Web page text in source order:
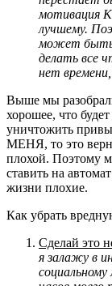
мотивация
лучшему.
может быть
делать все
нет
Выше мы
хорошее, что
уничтожить
МЕНЯ, то это
плохой. Поэтому
ставить на
жизни плохие.
Как убрать
Сделай это
я залажу в